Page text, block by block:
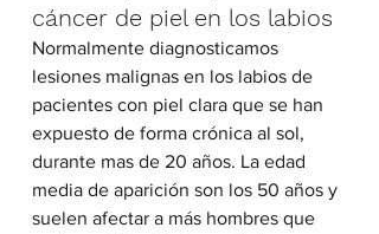
cáncer de piel en los labios
Normalmente diagnosticamos
lesiones malignas en los labios de
pacientes con piel clara que se han
expuesto de forma crónica al sol,
durante mas de 20 años. La edad
media de aparición son los 50 años y
suelen afectar a más hombres que